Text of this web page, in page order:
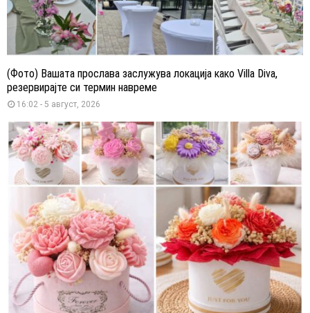
(Фото) Вашата прослава заслужува локација како Villa Diva,
резервирајте си термин навреме
16:02 - 5 август, 2026